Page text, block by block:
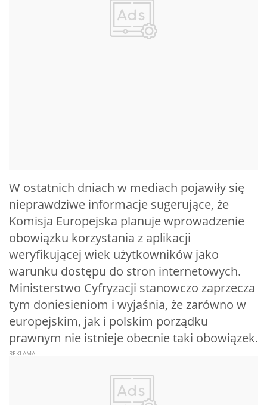
W ostatnich dniach w mediach pojawiły się
nieprawdziwe informacje sugerujące, że
Komisja Europejska planuje wprowadzenie
obowiązku korzystania z aplikacji
weryfikującej wiek użytkowników jako
warunku dostępu do stron internetowych.
Ministerstwo Cyfryzacji stanowczo zaprzecza
tym doniesieniom i wyjaśnia, że zarówno w
europejskim, jak i polskim porządku
prawnym nie istnieje obecnie taki obowiązek.